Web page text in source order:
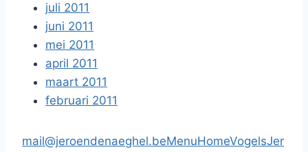
juli 2011
juni 2011
mei 2011
april 2011
maart 2011
februari 2011
mail@jeroendenaeghel.beMenuHomeVogelsJer